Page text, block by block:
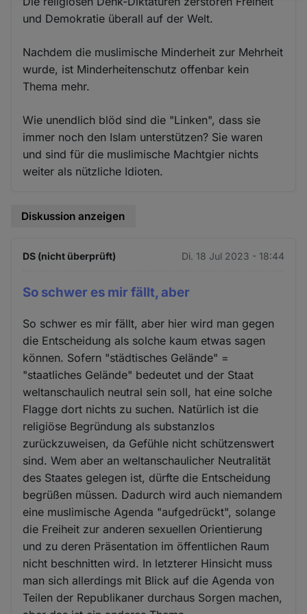
und Demokratie überall auf der Welt.
Nachdem die muslimische Minderheit zur Mehrheit
wurde, ist Minderheitenschutz offenbar kein
Thema mehr.
Wie unendlich blöd sind die "Linken", dass sie
immer noch den Islam unterstützen? Sie waren
und sind für die muslimische Machtgier nichts
weiter als nützliche Idioten.
Diskussion anzeigen
DS (nicht überprüft) Di. 18 Jul 2023 - 18:44
So schwer es mir fällt, aber
So schwer es mir fällt, aber hier wird man gegen
die Entscheidung als solche kaum etwas sagen
können. Sofern "städtisches Gelände" =
"staatliches Gelände" bedeutet und der Staat
weltanschaulich neutral sein soll, hat eine solche
Flagge dort nichts zu suchen. Natürlich ist die
religiöse Begründung als substanzlos
zurückzuweisen, da Gefühle nicht schützenswert
sind. Wem aber an weltanschaulicher Neutralität
des Staates gelegen ist, dürfte die Entscheidung
begrüßen müssen. Dadurch wird auch niemandem
eine muslimische Agenda "aufgedrückt", solange
die Freiheit zur anderen sexuellen Orientierung
und zu deren Präsentation im öffentlichen Raum
nicht beschnitten wird. In letzterer Hinsicht muss
man sich allerdings mit Blick auf die Agenda von
Teilen der Republikaner durchaus Sorgen machen,
und